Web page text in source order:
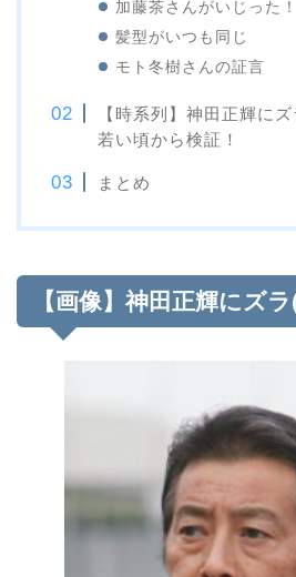
加藤茶さんがいじった！
髪型がいつも同じ
モト冬樹さんの証言
【時系列】神田正輝に
若い頃から検証！
まとめ
【画像】神田正輝にズ